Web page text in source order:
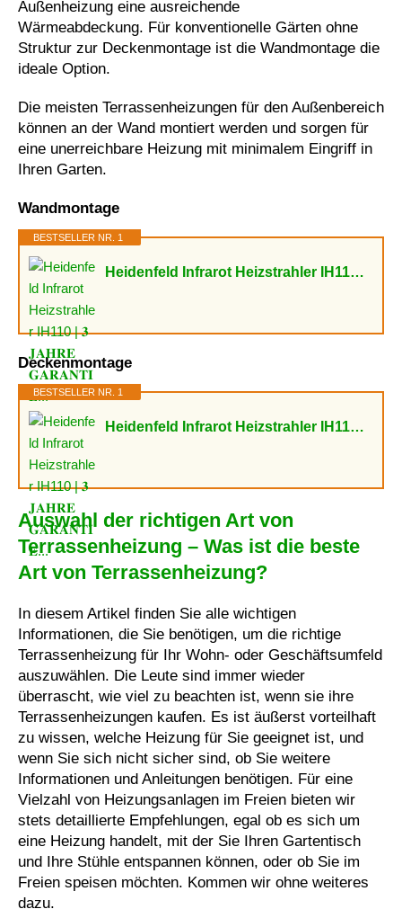
Außenheizung eine ausreichende
Wärmeabdeckung. Für konventionelle Gärten ohne
Struktur zur Deckenmontage ist die Wandmontage die
ideale Option.
Die meisten Terrassenheizungen für den Außenbereich
können an der Wand montiert werden und sorgen für
eine unerreichbare Heizung mit minimalem Eingriff in
Ihren Garten.
Wandmontage
BESTSELLER NR. 1
Heidenfeld Infrarot Heizstrahler IH110 | 𝟑 𝐉𝐀𝐇𝐑𝐄 𝐆𝐀𝐑𝐀𝐍𝐓𝐈𝐄...
Deckenmontage
BESTSELLER NR. 1
Heidenfeld Infrarot Heizstrahler IH110 | 𝟑 𝐉𝐀𝐇𝐑𝐄 𝐆𝐀𝐑𝐀𝐍𝐓𝐈𝐄...
Auswahl der richtigen Art von
Terrassenheizung – Was ist die beste
Art von Terrassenheizung?
In diesem Artikel finden Sie alle wichtigen
Informationen, die Sie benötigen, um die richtige
Terrassenheizung für Ihr Wohn- oder Geschäftsumfeld
auszuwählen. Die Leute sind immer wieder
überrascht, wie viel zu beachten ist, wenn sie ihre
Terrassenheizungen kaufen. Es ist äußerst vorteilhaft
zu wissen, welche Heizung für Sie geeignet ist, und
wenn Sie sich nicht sicher sind, ob Sie weitere
Informationen und Anleitungen benötigen. Für eine
Vielzahl von Heizungsanlagen im Freien bieten wir
stets detaillierte Empfehlungen, egal ob es sich um
eine Heizung handelt, mit der Sie Ihren Gartentisch
und Ihre Stühle entspannen können, oder ob Sie im
Freien speisen möchten. Kommen wir ohne weiteres
dazu.